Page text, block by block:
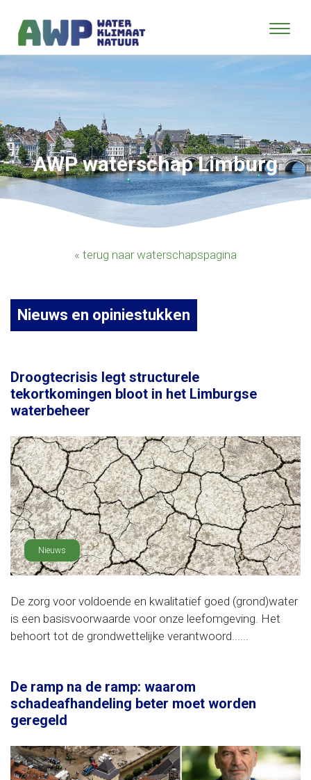
AWP waterschap Limburg
« terug naar waterschapspagina
Nieuws en opiniestukken
Droogtecrisis legt structurele
tekortkomingen bloot in het Limburgse
waterbeheer
Nieuws
De zorg voor voldoende en kwalitatief goed (grond)water
is een basisvoorwaarde voor onze leefomgeving. Het
behoort tot de grondwettelijke verantwoord......
De ramp na de ramp: waarom
schadeafhandeling beter moet worden
geregeld